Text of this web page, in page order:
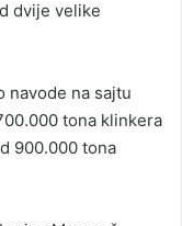
dvije velike
navode na sajtu
tona klinkera
900.000 tona